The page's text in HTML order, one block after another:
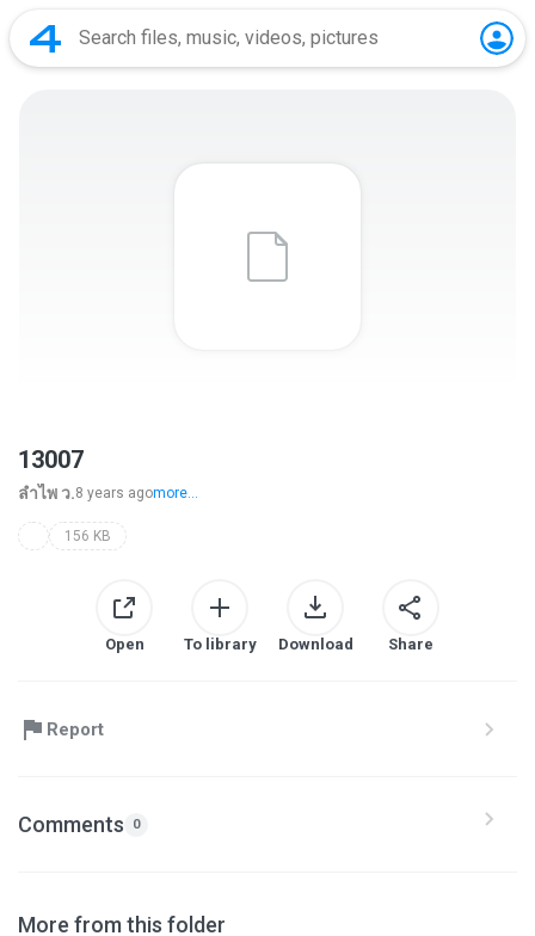
13007
ลําไพ ว.8 years agomore...
156 KB
Open To library Download Share
Report
Comments 0
More from this folder